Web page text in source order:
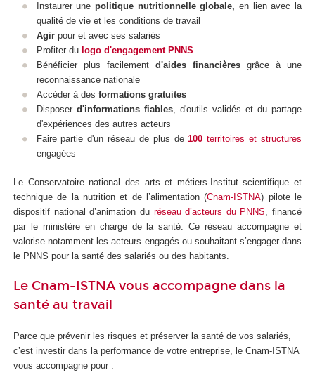
Instaurer une politique nutritionnelle globale, en lien avec la
qualité de vie et les conditions de travail
Agirpour et avec ses salariés
Profiter du logo d'engagement PNNS
Bénéficier plus facilement d'aides financièresgrâce à une
reconnaissance nationale
Accéder à des formations gratuites
Disposer d'informations fiables, d'outils validés et du partage
d'expériences des autres acteurs
Faire partie d'un réseau de plus de100 territoires et structures
engagées
Le Conservatoire national des arts et métiers-Institut scientifique et
technique de la nutrition et de l’alimentation (Cnam-ISTNA) pilote le
dispositif national d’animation du réseau d’acteurs du PNNS , financé
par le ministère en charge de la santé. Ce réseau accompagne et
valorise notamment les acteurs engagés ou souhaitant s’engager dans
le PNNS pour la santé des salariés ou des habitants.
Le Cnam-ISTNA vous accompagne dans la
santé au travail
Parce que prévenir les risques et préserver la santé de vos salariés,
c’est investir dans la performance de votre entreprise, le Cnam-ISTNA
vous accompagne pour :